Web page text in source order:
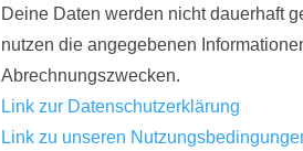
Deine Daten werden nicht dauerhaft
nutzen die angegebenen
Abrechnungszwecken.
Link zur Datenschutzerklärung
Link zu unseren